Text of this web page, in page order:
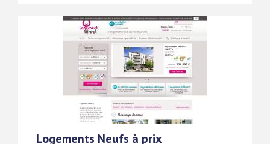
Logements Neufs à prix